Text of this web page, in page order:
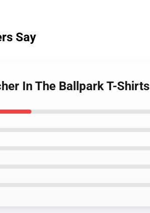
Say
In The Ballpark T-Shirts